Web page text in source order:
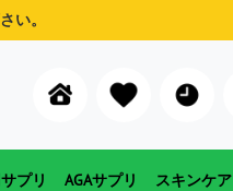
い。
プリ AGAサプリ スキンケア